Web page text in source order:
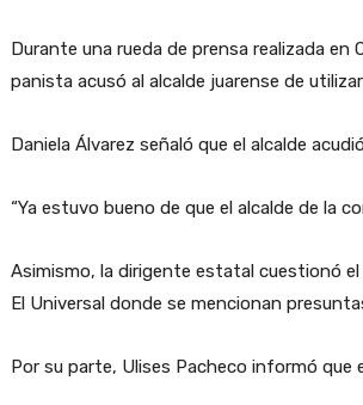
Durante una rueda de prensa realizada
panista acusó al alcalde juarense de
Daniela Álvarez señaló que el alcalde
“Ya estuvo bueno de que el alcalde de la
Asimismo, la dirigente estatal cuestionó el
El Universal donde se mencionan
Por su parte, Ulises Pacheco informó que